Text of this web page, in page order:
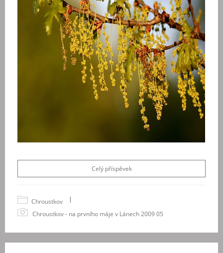
Celý příspěvek
Chroustkov
|
Chroustkov - na prvního máje v Lánech 2009 05